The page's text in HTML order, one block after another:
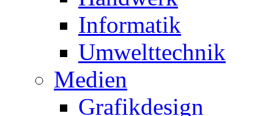
Informatik
Umwelttechnik
Medien
Grafikdesign